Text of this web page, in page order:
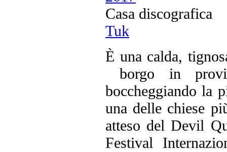
Casa discografica
Tuk
È una calda,
borgo in
boccheggiando la
una delle chiese
atteso del Devil
Festival